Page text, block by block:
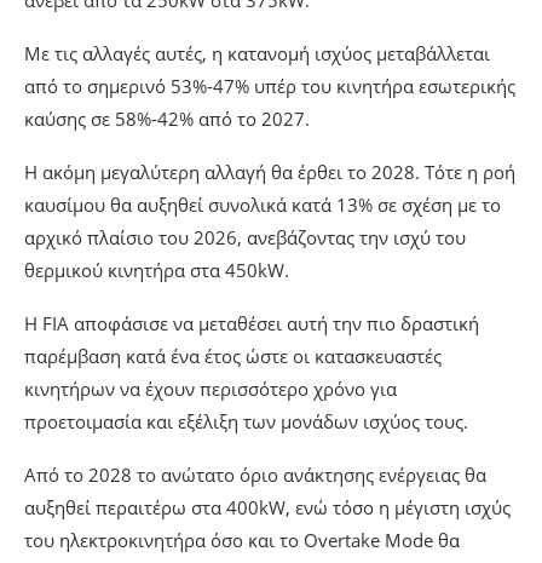
Με τις αλλαγές αυτές, η κατανομή ισχύος μεταβάλλεται
από το σημερινό 53%-47% υπέρ του κινητήρα εσωτερικής
καύσης σε 58%-42% από το 2027.
Η ακόμη μεγαλύτερη αλλαγή θα έρθει το 2028. Τότε η ροή
καυσίμου θα αυξηθεί συνολικά κατά 13% σε σχέση με το
αρχικό πλαίσιο του 2026, ανεβάζοντας την ισχύ του
θερμικού κινητήρα στα 450kW.
Η FIA αποφάσισε να μεταθέσει αυτή την πιο δραστική
παρέμβαση κατά ένα έτος ώστε οι κατασκευαστές
κινητήρων να έχουν περισσότερο χρόνο για
προετοιμασία και εξέλιξη των μονάδων ισχύος τους.
Από το 2028 το ανώτατο όριο ανάκτησης ενέργειας θα
αυξηθεί περαιτέρω στα 400kW, ενώ τόσο η μέγιστη ισχύς
του ηλεκτροκινητήρα όσο και το Overtake Mode θα